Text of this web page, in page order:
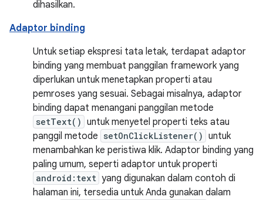
dihasilkan.
Adaptor binding
Untuk setiap ekspresi tata letak, terdapat adaptor
binding yang membuat panggilan framework yang
diperlukan untuk menetapkan properti atau
pemroses yang sesuai. Sebagai misalnya, adaptor
binding dapat menangani panggilan metode
setText() untuk menyetel properti teks atau
panggil metode setOnClickListener() untuk
menambahkan ke peristiwa klik. Adaptor binding yang
paling umum, seperti adaptor untuk properti
android:text yang digunakan dalam contoh di
halaman ini, tersedia untuk Anda gunakan dalam